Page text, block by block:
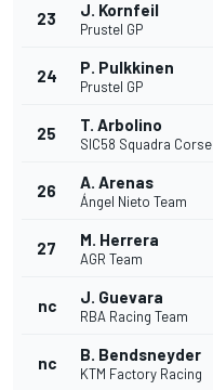
23 J. Kornfeil
Prustel GP
24 P. Pulkkinen
Prustel GP
25 T. Arbolino
SIC58 Squadra Corse
26 A. Arenas
Ángel Nieto Team
27 M. Herrera
AGR Team
nc J. Guevara
RBA Racing Team
nc B. Bendsneyder
KTM Factory Racing